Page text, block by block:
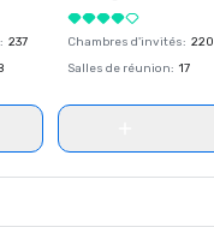
: 237
Chambres d'invités: 220
Salles de réunion: 17